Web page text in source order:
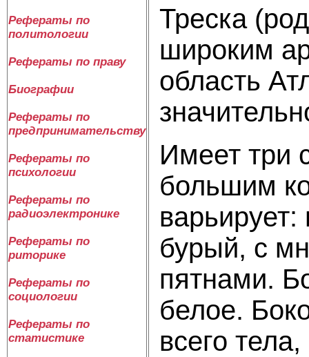
Рефераты по
политологии
Рефераты по праву
Биографии
Рефераты по
предпринимательству
Рефераты по
психологии
Рефераты по
радиоэлектронике
Рефераты по
риторике
Рефераты по
социологии
Рефераты по
статистике
Треска
широким
область
Имеет три
большим
бурый, с
пятнами.
белое.
всего